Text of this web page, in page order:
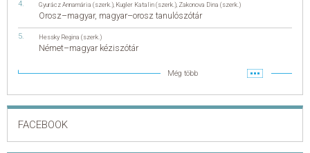
Gyurácz Annamária (szerk.) Kugler Katalin (szerk.) Zakonova Dina (szerk.)
Orosz–magyar, magyar–orosz tanulószótár
Hessky Regina (szerk.)
Német–magyar kéziszótár
Még több
FACEBOOK